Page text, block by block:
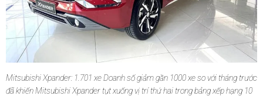
Mitsubishi Xpander: 1.701 xe Doanh số giảm gần 1000 xe so với tháng trước
đã khiến Mitsubishi Xpander tụt xuống vị trí thứ hai trong bảng xếp hạng 10